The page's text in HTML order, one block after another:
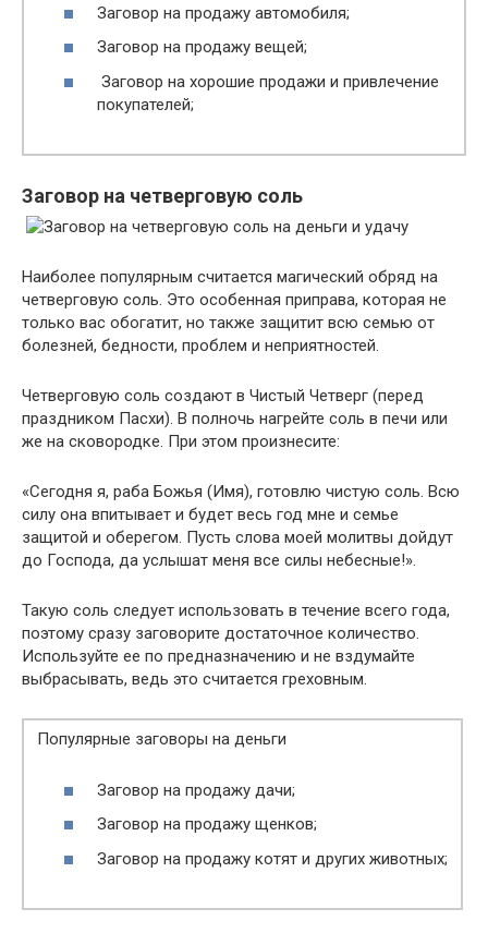
Заговор на продажу автомобиля;
Заговор на продажу вещей;
Заговор на хорошие продажи и привлечение
покупателей;
Заговор на четверговую соль
Наиболее популярным считается магический обряд на
четверговую соль. Это особенная приправа, которая не
только вас обогатит, но также защитит всю семью от
болезней, бедности, проблем и неприятностей.
Четверговую соль создают в Чистый Четверг (перед
праздником Пасхи). В полночь нагрейте соль в печи или
же на сковородке. При этом произнесите:
«Сегодня я, раба Божья (Имя), готовлю чистую соль. Всю
силу она впитывает и будет весь год мне и семье
защитой и оберегом. Пусть слова моей молитвы дойдут
до Господа, да услышат меня все силы небесные!».
Такую соль следует использовать в течение всего года,
поэтому сразу заговорите достаточное количество.
Используйте ее по предназначению и не вздумайте
выбрасывать, ведь это считается греховным.
Популярные заговоры на деньги
Заговор на продажу дачи;
Заговор на продажу щенков;
Заговор на продажу котят и других животных;